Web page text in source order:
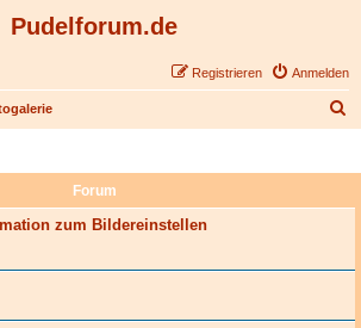
Pudelforum.de
Anmelden
Registrieren
Forum
zum Bildereinstellen